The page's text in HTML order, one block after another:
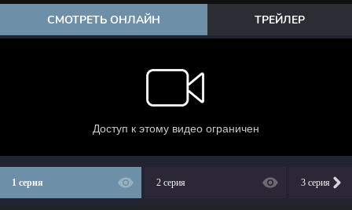
СМОТРЕТЬ ОНЛАЙН ТРЕЙЛЕР
1 серия 2 серия 3 серия